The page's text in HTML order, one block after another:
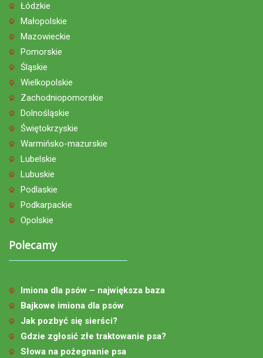
Łódzkie
Małopolskie
Mazowieckie
Pomorskie
Śląskie
Wielkopolskie
Zachodniopomorskie
Dolnośląskie
Świętokrzyskie
Warmińsko-mazurskie
Lubelskie
Lubuskie
Podlaskie
Podkarpackie
Opolskie
Polecamy
Imiona dla psów – największa baza
Bajkowe imiona dla psów
Jak pozbyć się sierści?
Gdzie zgłosić złe traktowanie psa?
Słowa na pożegnanie psa